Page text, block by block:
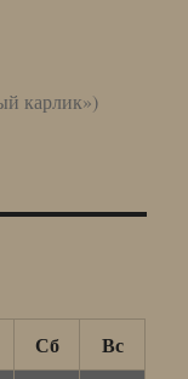
карлик»)
Сб
Вс